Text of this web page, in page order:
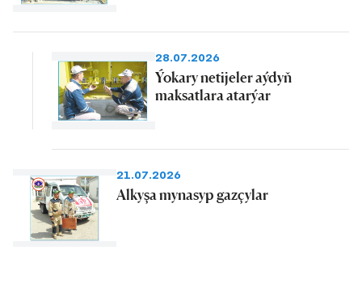
28.07.2026
Ýokary netijeler aýdyň
maksatlara atarýar
21.07.2026
Alkyşa mynasyp gazçylar